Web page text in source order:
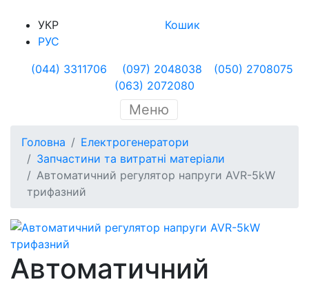
УКР
РУС
Кошик
(044) 3311706 (097) 2048038
(050) 2708075
(063) 2072080
Меню
Головна
Електрогенератори
Запчастини та витратні матеріали
Автоматичний регулятор напруги AVR-5kW
трифазний
Автоматичний